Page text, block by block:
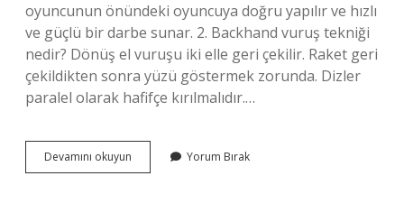
oyuncunun önündeki oyuncuya doğru yapılır ve hızlı
ve güçlü bir darbe sunar. 2. Backhand vuruş tekniği
nedir? Dönüş el vuruşu iki elle geri çekilir. Raket geri
çekildikten sonra yüzü göstermek zorunda. Dizler
paralel olarak hafifçe kırılmalıdır.…
Devamını okuyun Forehand
Vuruşu
Yorum Bırak